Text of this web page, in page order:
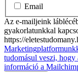
Email
Az e-mailjeink
gyakorlatunkkal
https://
tudomásul veszi,
információ a